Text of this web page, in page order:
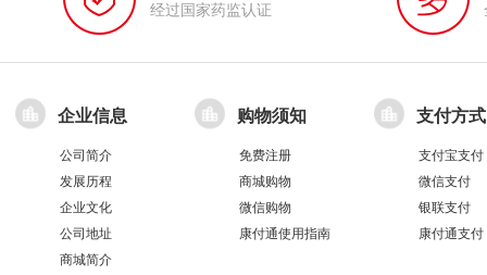
经过国家药监认证
企业信息
公司简介
发展历程
企业文化
公司地址
商城简介
购物须知
免费注册
商城购物
微信购物
康付通使用指南
支付方式
支付宝支付
微信支付
银联支付
康付通支付